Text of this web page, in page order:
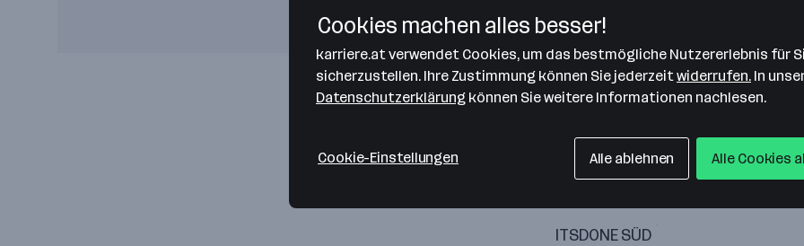
CONVOTIS Services GmbH
— Route berechnen
ITSDONE SÜD
Cookies machen alles besser!
karriere.at verwendet Cookies, um das bestmögliche Nutzererlebnis für
sicherzustellen. Ihre Zustimmung können Sie jederzeit widerrufen. In
Datenschutzerklärung können Sie weitere Informationen nachlesen.
Cookie-Einstellungen Alle ablehnen Alle Cookies